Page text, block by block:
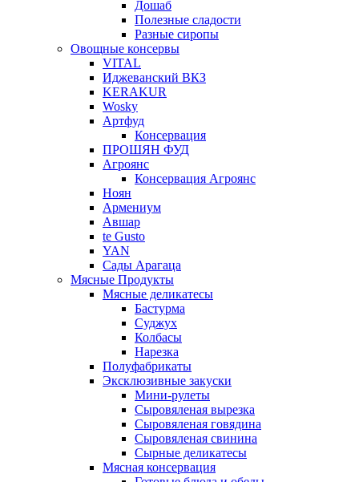
Дошаб
Полезные сладости
Разные сиропы
Овощные консервы
VITAL
Иджеванский ВКЗ
KERAKUR
Wosky
Артфуд
Консервация
ПРОШЯН ФУД
Агроянс
Консервация Агроянс
Ноян
Армениум
Авшар
te Gusto
YAN
Сады Арагаца
Мясные Продукты
Мясные деликатесы
Бастурма
Суджух
Колбасы
Нарезка
Полуфабрикаты
Эксклюзивные закуски
Мини-рулеты
Сыровяленая вырезка
Сыровяленая говядина
Сыровяленая свинина
Сырные деликатесы
Мясная консервация